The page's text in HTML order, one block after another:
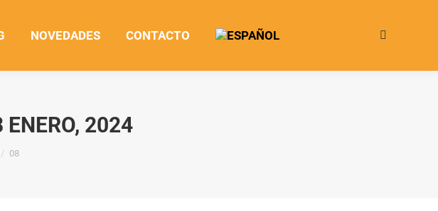
NOVEDADES CONTACTO Buscar:
ENERO, 2024
08